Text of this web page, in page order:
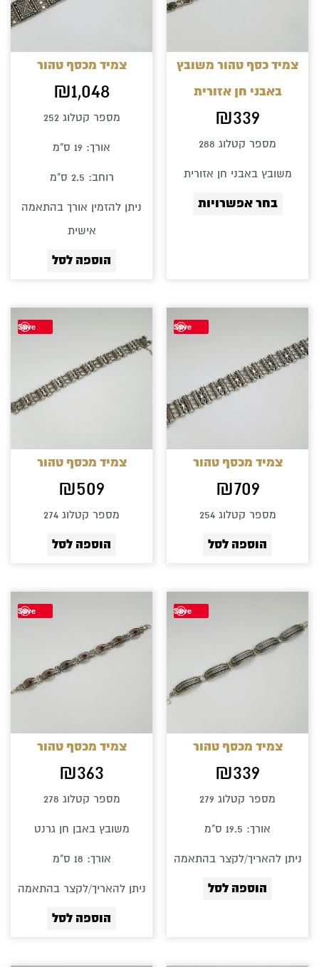
צמיד כסף טהור משובץ
באבני חן אזורית
₪339
מספר קטלוג 288
משובץ באבני חן אזורית
בחר אפשרויות
סוגים.
לבחור
צמיד מכסף טהור
₪1,048
מספר קטלוג 252
אורך: 19 ס"מ
רוחב: 2.5 ס"מ
ניתן להזמין אורך בהתאמה
אישית
הוספה לסל
Save
צמיד מכסף טהור
₪709
מספר קטלוג 254
הוספה לסל
Save
צמיד מכסף טהור
₪509
מספר קטלוג 274
הוספה לסל
Save
צמיד מכסף טהור
₪339
מספר קטלוג 279
אורך: 19.5 ס"מ
ניתן להאריך/לקצר בהתאמה
הוספה לסל
Save
צמיד מכסף טהור
₪363
מספר קטלוג 278
משובץ באבן חן גרנט
אורך: 18 ס"מ
ניתן להאריך/לקצר בהתאמה
הוספה לסל